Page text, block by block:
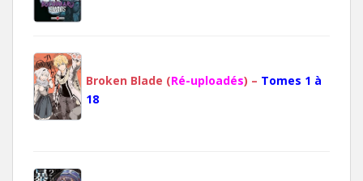
Broken Blade (Ré-uploadés) – Tomes 1 à
18